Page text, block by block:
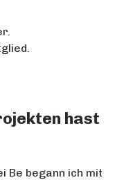
hast
Be begann ich mit